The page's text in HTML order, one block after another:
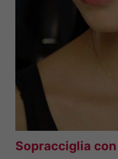
Sopracciglia